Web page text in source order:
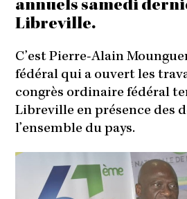
annuels samedi
Libreville.
C’est Pierre-Alain
fédéral qui a ouvert les
congrès ordinaire fédéral
Libreville en présence des
l’ensemble du pays.